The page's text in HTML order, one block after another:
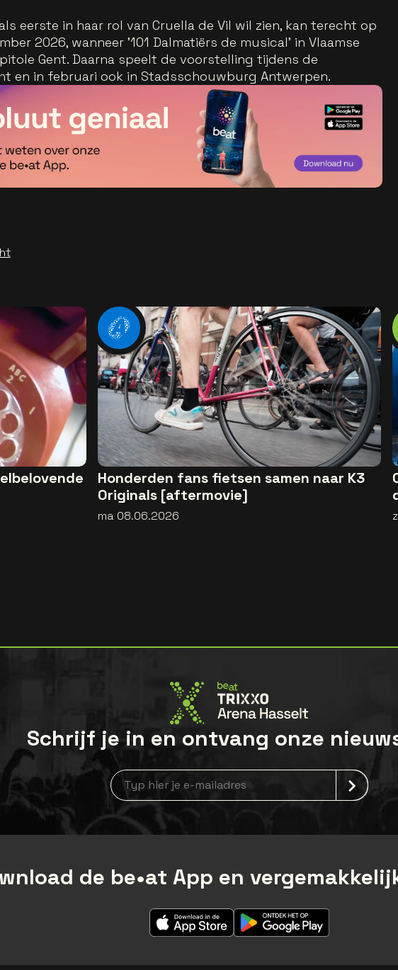
eerste in haar rol van Cruella de Vil wil zien, kan terecht op
2026, wanneer '101 Dalmatiërs de musical' in Vlaamse
Gent. Daarna speelt de voorstelling tijdens de
en in februari ook in Stadsschouwburg Antwerpen.
Honderden fans fietsen samen naar K3
Originals [aftermovie]
ma 08.06.2026
Schrijf je in en ontvang onze
Nieuwsbrief aanmelding
de be•at App en